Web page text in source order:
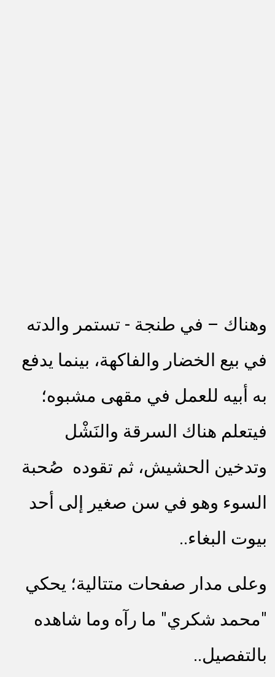
وهناك – في طنجة - تستمر والدته
في بيع الخضار والفاكهة، بينما يدفع
به أبيه للعمل في مقهى مشبوه؛
فيتعلم هناك السرقة والنَشْل
وتدخين الحشيش، ثم تقوده صُحبة
السوء وهو في سن صغير إلى أحد
بيوت البغاء..
وعلى مدار صفحات متتالية؛ يحكي
"محمد شكري" ما رآه وما شاهده
بالتفصيل..